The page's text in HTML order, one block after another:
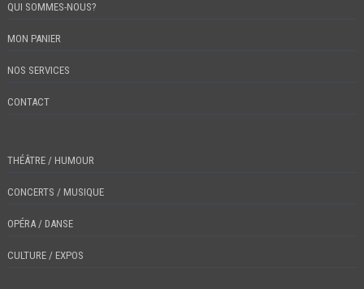
QUI SOMMES-NOUS?
MON PANIER
NOS SERVICES
CONTACT
THÉÂTRE / HUMOUR
CONCERTS / MUSIQUE
OPÉRA / DANSE
CULTURE / EXPOS